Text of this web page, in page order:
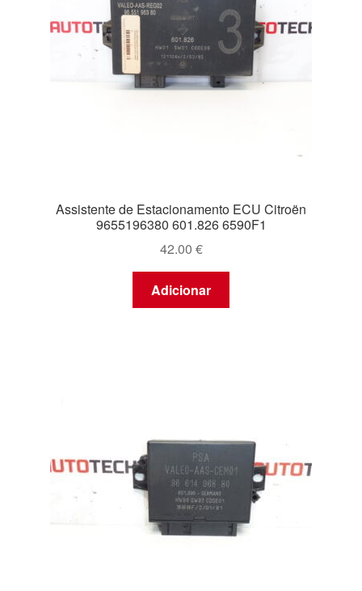
Assistente de Estacionamento ECU Citroën
9655196380 601.826 6590F1
42.00 €
Adicionar